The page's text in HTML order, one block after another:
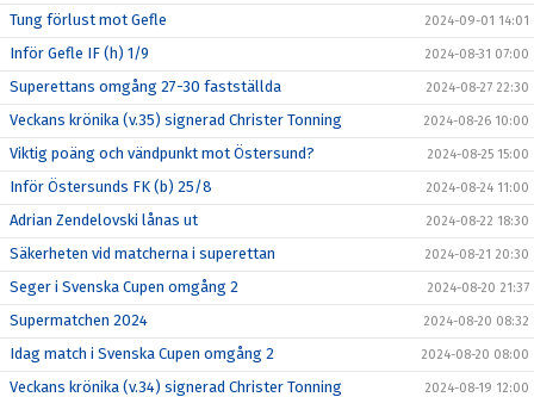
Tung förlust mot Gefle 2024-09-01 14:01
Inför Gefle IF (h) 1/9 2024-08-31 07:00
Superettans omgång 27-30 fastställda 2024-08-27 22:30
Veckans krönika (v.35) signerad Christer Tonning 2024-08-26 10:00
Viktig poäng och vändpunkt mot Östersund? 2024-08-25 15:00
Inför Östersunds FK (b) 25/8 2024-08-24 11:00
Adrian Zendelovski lånas ut 2024-08-22 18:30
Säkerheten vid matcherna i superettan 2024-08-21 20:30
Seger i Svenska Cupen omgång 2 2024-08-20 21:37
Supermatchen 2024 2024-08-20 08:32
Idag match i Svenska Cupen omgång 2 2024-08-20 08:00
Veckans krönika (v.34) signerad Christer Tonning 2024-08-19 12:00